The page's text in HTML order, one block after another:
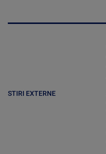
STIRI EXTERNE